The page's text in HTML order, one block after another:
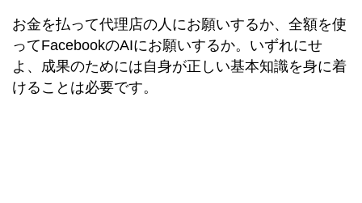
お金を払って代理店の人にお願いするか、全額を使
ってFacebookのAIにお願いするか。いずれにせ
よ、成果のためには自身が正しい基本知識を身に着
けることは必要です。